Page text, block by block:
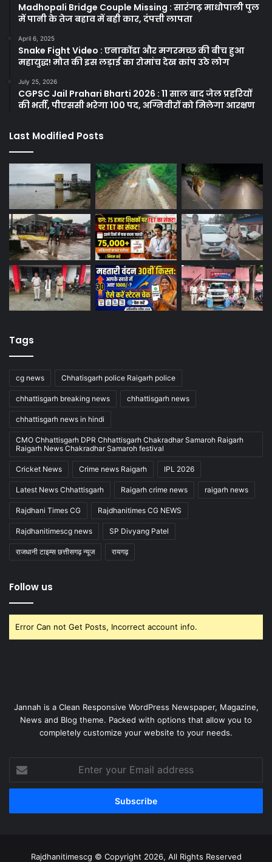
Madhopali Bridge Couple Missing : सारंगढ़ माधोपाली पुल
में पानी के तेज बहाव में बही कार, दंपत्ती लापता
April 6, 2025
Snake Fight Video : एनाकोंडा और मगरमच्छ की बीच हुआ
महायुद्ध! मौत की इस लड़ाई का रोमांच देख कांप उठे लोग
July 25, 2026
CGPSC Jail Prahari Bharti 2026 : 11 साल बाद जेल प्रहरियों
की भर्ती, पीएससी भरेगा 100 पद, अग्निवीरों को मिलेगा आरक्षण
Last Modified Posts
Tags
cg news Chhatisgarh police Raigarh police
chhattisgarh breaking news chhattisgarh news
chhattisgarh news in hindi
CMO Chhattisgarh DPR Chhattisgarh Chakradhar Samaroh Raigarh
Raigarh News Chakradhar Samaroh festival
Cricket News Crime news Raigarh IPL 2026
Latest News Chhattisgarh Raigarh crime news raigarh news
Rajdhani Times CG Rajdhanitimes CG NEWS
Rajdhanitimescg news SP Divyang Patel
राजधानी टाइम्स छत्तीसगढ़ न्यूज रायगढ़
Follow us
Error Can not Get Posts, Incorrect account info.
Jannah is a Clean Responsive WordPress Newspaper, Magazine,
News and Blog theme. Packed with options that allow you to
completely customize your website to your needs.
your
Email
Rajdhanitimescg © Copyright 2026, All Rights Reserved